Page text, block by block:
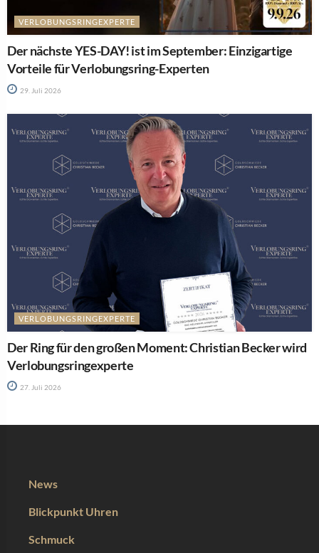
VERLOBUNGSRINGEXPERTE
Der nächste YES-DAY! ist im September: Einzigartige
Vorteile für Verlobungsring-Experten
29. Juli 2026
VERLOBUNGSRINGEXPERTE
Der Ring für den großen Moment: Christian Becker wird
Verlobungsringexperte
27. Juli 2026
News
Blickpunkt Uhren
Schmuck